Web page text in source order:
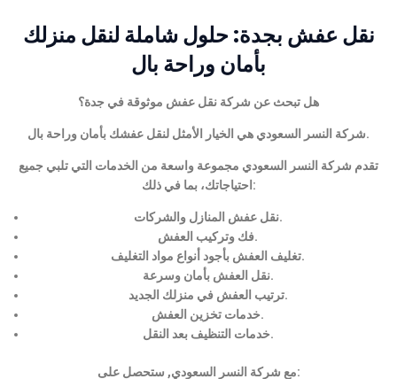
نقل عفش بجدة: حلول شاملة لنقل منزلك
بأمان وراحة بال
هل تبحث عن شركة نقل عفش موثوقة في جدة؟
شركة النسر السعودي هي الخيار الأمثل لنقل عفشك بأمان وراحة بال.
تقدم شركة النسر السعودي مجموعة واسعة من الخدمات التي تلبي جميع
احتياجاتك، بما في ذلك:
نقل عفش المنازل والشركات.
فك وتركيب العفش.
تغليف العفش بأجود أنواع مواد التغليف.
نقل العفش بأمان وسرعة.
ترتيب العفش في منزلك الجديد.
خدمات تخزين العفش.
خدمات التنظيف بعد النقل.
مع شركة النسر السعودي, ستحصل على: